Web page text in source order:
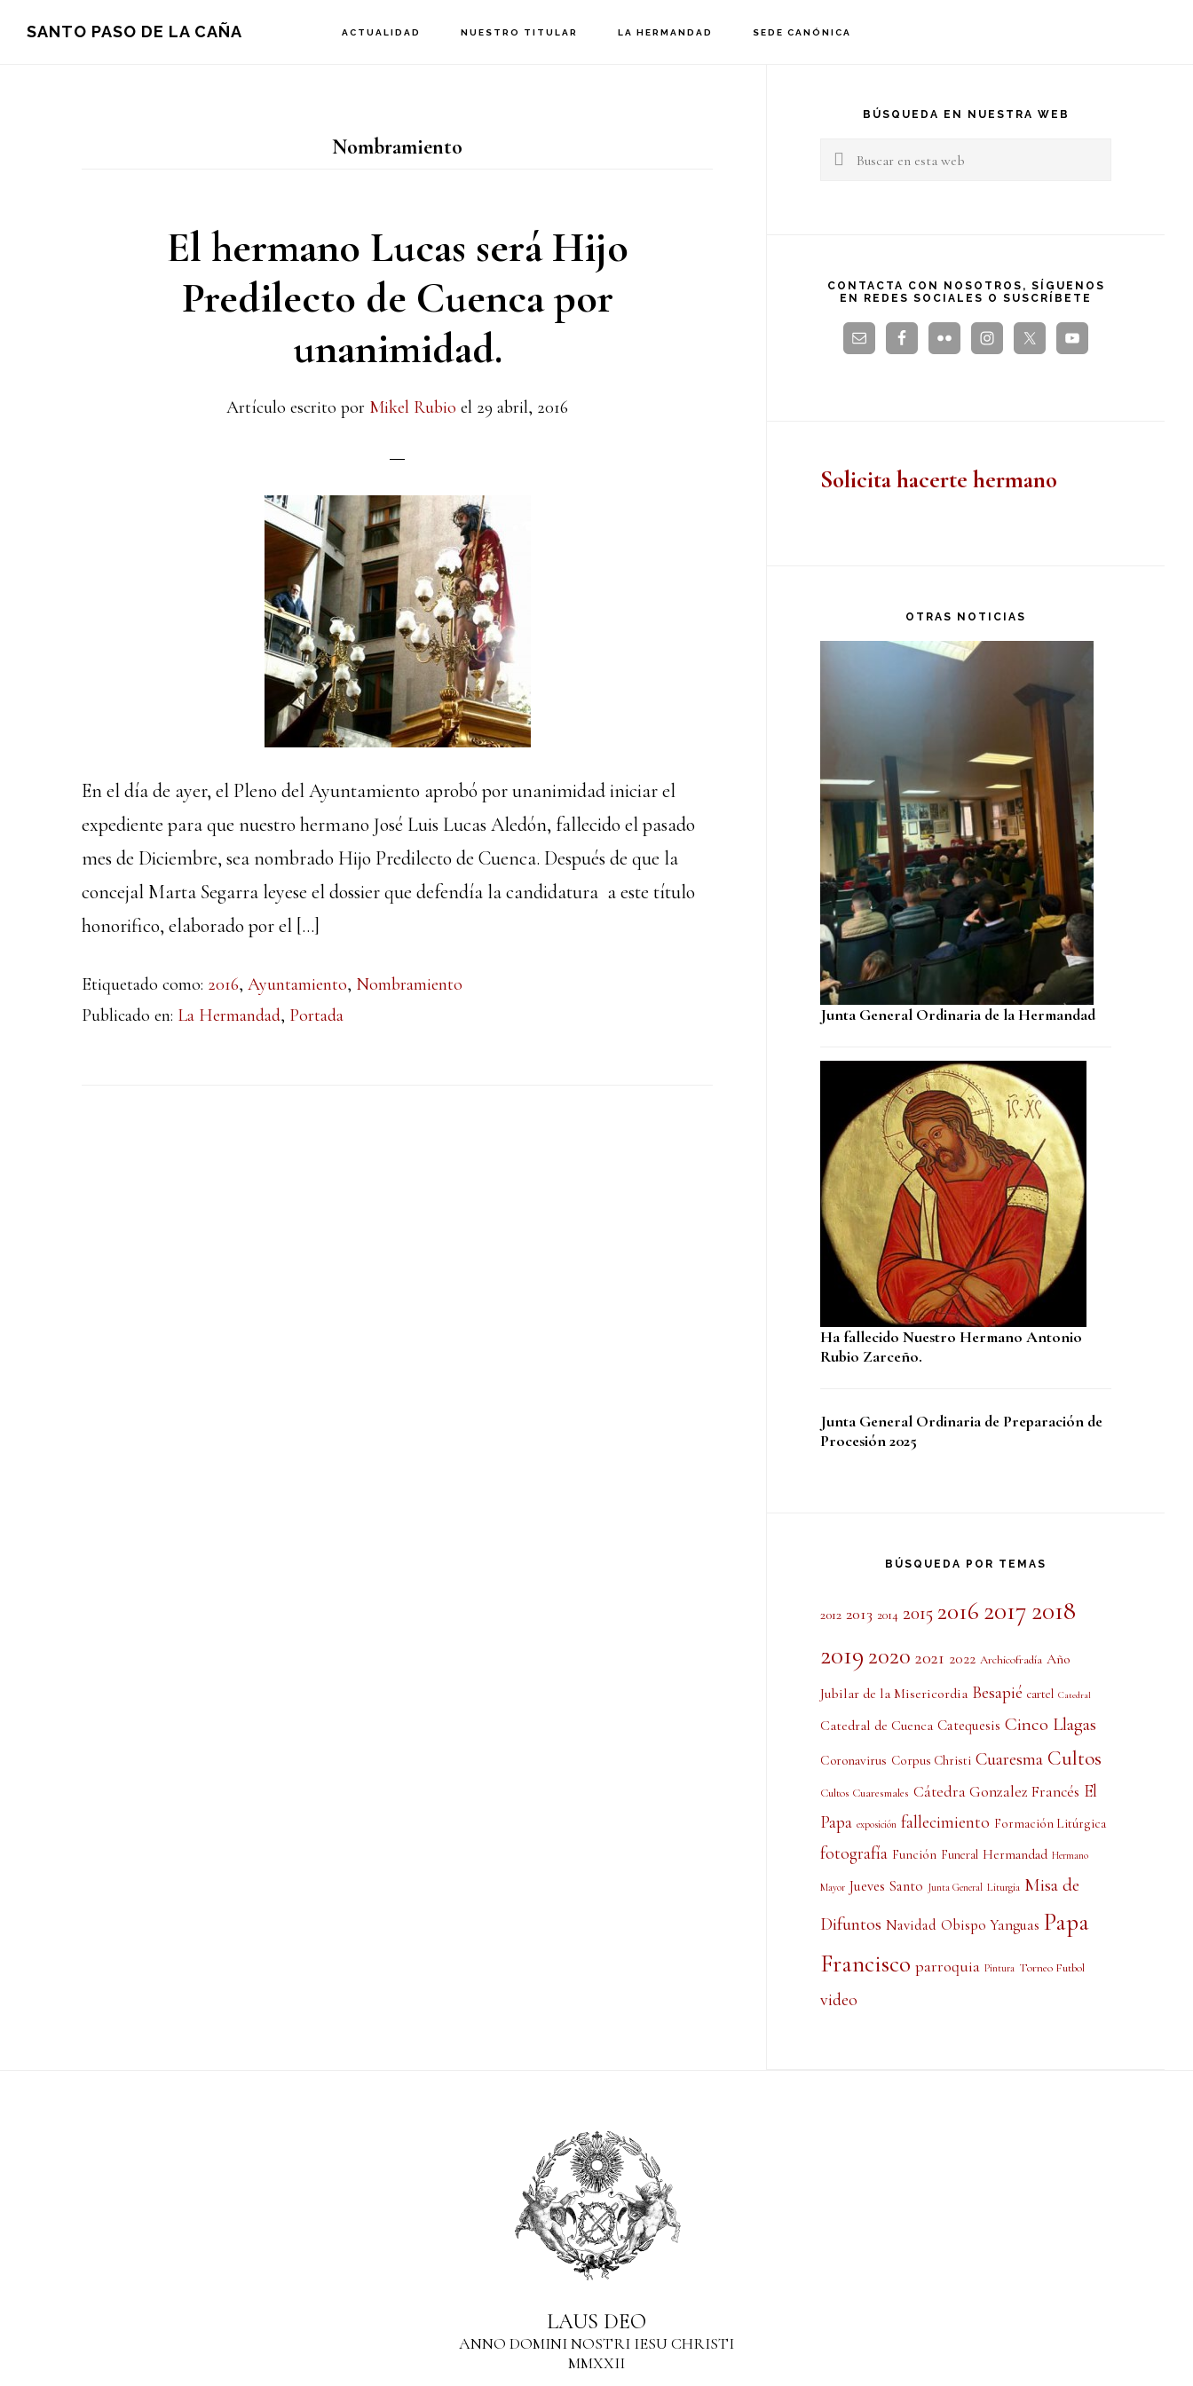
SANTO PASO DE LA CAÑA ACTUALIDAD NUESTRO TITULAR LA HERMANDAD SEDE CANÓNICA
Nombramiento
El hermano Lucas será Hijo
Predilecto de Cuenca por
unanimidad.
Artículo escrito por Mikel Rubio el 29 abril, 2016
En el día de ayer, el Pleno del Ayuntamiento aprobó por unanimidad iniciar el
expediente para que nuestro hermano José Luis Lucas Aledón, fallecido el pasado
mes de Diciembre, sea nombrado Hijo Predilecto de Cuenca. Después de que la
concejal Marta Segarra leyese el dossier que defendía la candidatura a este título
honorifico, elaborado por el […]
Etiquetado como: 2016, Ayuntamiento, Nombramiento
Publicado en: La Hermandad, Portada
principal
BÚSQUEDA EN NUESTRA WEB
Buscar
CONTACTA CON NOSOTROS, SÍGUENOS
EN REDES SOCIALES O SUSCRÍBETE
Solicita hacerte hermano
OTRAS NOTICIAS
Junta General Ordinaria de la Hermandad
Ha fallecido Nuestro Hermano Antonio
Rubio Zarceño.
Junta General Ordinaria de Preparación de
Procesión 2025
BÚSQUEDA POR TEMAS
2012 2013 2014 20152016 2017 2018
2019 2020 2021 2022 Archicofradía Año
Jubilar de la Misericordia Besapié cartel Catedral
Catedral de Cuenca Catequesis Cinco Llagas
Coronavirus Corpus Christi Cuaresma Cultos
Cultos Cuaresmales Cátedra Gonzalez Francés El
Papa exposición fallecimiento Formación Litúrgica
fotografía Función Funeral Hermandad Hermano
Mayor Jueves Santo Junta General Liturgia Misa de
Difuntos Navidad Obispo Yanguas Papa
Francisco parroquia Pintura Torneo Futbol
video
LAUS DEO
ANNO DOMINI NOSTRI IESU CHRISTI
MMXXII